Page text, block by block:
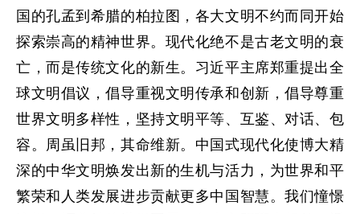
国的孔孟到希腊的柏拉图，各大文明不约而同开始
探索崇高的精神世界。现代化绝不是古老文明的衰
亡，而是传统文化的新生。习近平主席郑重提出全
球文明倡议，倡导重视文明传承和创新，倡导尊重
世界文明多样性，坚持文明平等、互鉴、对话、包
容。周虽旧邦，其命维新。中国式现代化使博大精
深的中华文明焕发出新的生机与活力，为世界和平
繁荣和人类发展进步贡献更多中国智慧。我们憧憬